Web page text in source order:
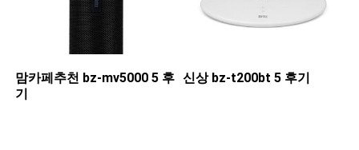
맘카페추천 ​bz-mv5000 5 후
기
신상 ​bz-t200bt 5 후기